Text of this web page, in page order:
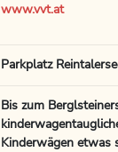
www.vvt.at
Parkplatz
Bis zum
Kinderwägen etwas